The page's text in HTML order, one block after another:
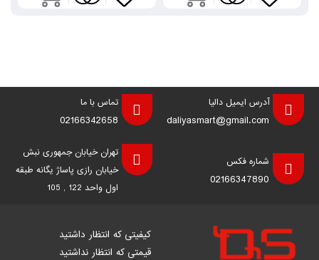
آدرس ایمیل دالیا
daliyasmart@gmail.com
تماس با ما
02166342658
شماره فکس
02166347890
تهران خیابان جمهوری نبش
خیابان رازی پاساژ یگانه طبقه
اول واحد 122 , 105
کیفیتی که انتظار داشتید
قیمتی که انتظار نداشتید